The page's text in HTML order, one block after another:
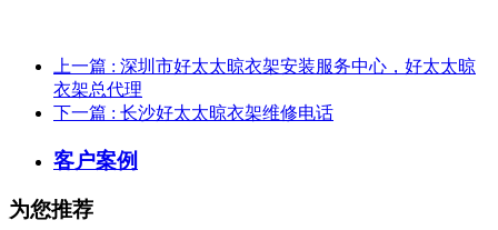
上一篇 : 深圳市好太太晾衣架安装服务中心，好太太晾
衣架总代理
下一篇 : 长沙好太太晾衣架维修电话
客户案例
为您推荐